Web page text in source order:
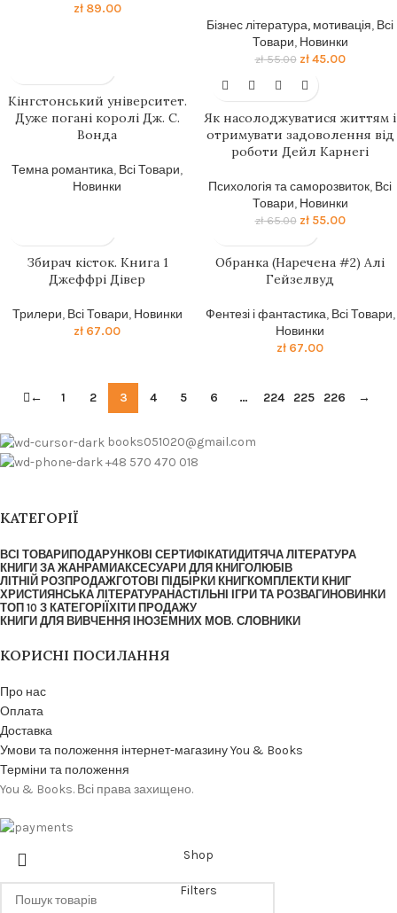
zł89.00
Бізнес література, мотивація, Всі
Товари, Новинки
zł55.00 zł45.00
Кінгстонський університет.
Дуже погані королі Дж. С.
Вонда
Темна романтика, Всі Товари,
Новинки
-15%
Як насолоджуватися життям і
отримувати задоволення від
роботи Дейл Карнегі
Психологія та саморозвиток, Всі
Товари, Новинки
zł65.00 zł55.00
Збирач кісток. Книга 1
Джеффрі Дівер
Трилери, Всі Товари, Новинки
zł 67.00
Обранка (Наречена #2) Алі
Гейзелвуд
Фентезі і фантастика, Всі Товари,
Новинки
zł 67.00
← 1 2 3 4 5 6 … 224 225 226 →
books051020@gmail.com
+48 570 470 018
КАТЕГОРІЇ
ВСІ ТОВАРИ ПОДАРУНКОВІ СЕРТИФІКАТИДИТЯЧА ЛІТЕРАТУРА
КНИГИ ЗА ЖАНРАМИАКСЕСУАРИ ДЛЯ КНИГОЛЮБІВ
ЛІТНІЙ РОЗПРОДАЖГОТОВІ ПІДБІРКИ КНИГКОМПЛЕКТИ КНИГ
ХРИСТИЯНСЬКА ЛІТЕРАТУРАНАСТІЛЬНІ ІГРИ ТА РОЗВАГИ НОВИНКИ
ТОП 10 З КАТЕГОРІЇ ХІТИ ПРОДАЖУ
КНИГИ ДЛЯ ВИВЧЕННЯ ІНОЗЕМНИХ МОВ. СЛОВНИКИ
КОРИСНІ ПОСИЛАННЯ
Про нас
Оплата
Доставка
Умови та положення інтернет-магазину You & Books
Терміни та положення
You & Books. Всі права захищено.
Shop
Filters